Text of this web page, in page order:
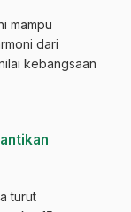
mampu
dari
kebangsaan
turut